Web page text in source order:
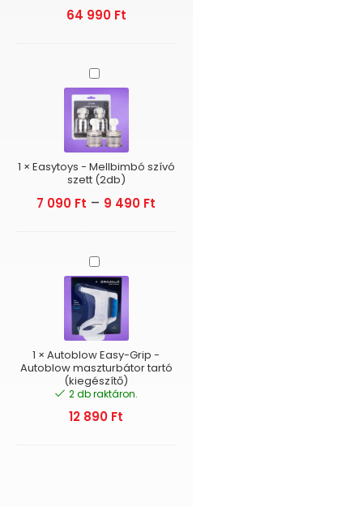
64 990 Ft
Easytoys
-
Mellbimbó
szívó
szett
(2db)
1 × Easytoys - Mellbimbó szívó
szett (2db)
7 090 Ft – 9 490 Ft
Autoblow
Easy-
Grip
-
Autoblow
maszturbátor
tartó
(kiegészítő)
1 ×Autoblow Easy-Grip -
Autoblow maszturbátor tartó
(kiegészítő)
2 db raktáron.
12 890 Ft